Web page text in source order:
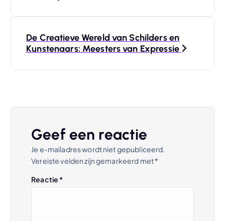
De Creatieve Wereld van Schilders en
Kunstenaars: Meesters van Expressie
Geef een reactie
Je e-mailadres wordt niet gepubliceerd.
Vereiste velden zijn gemarkeerd met*
Reactie *